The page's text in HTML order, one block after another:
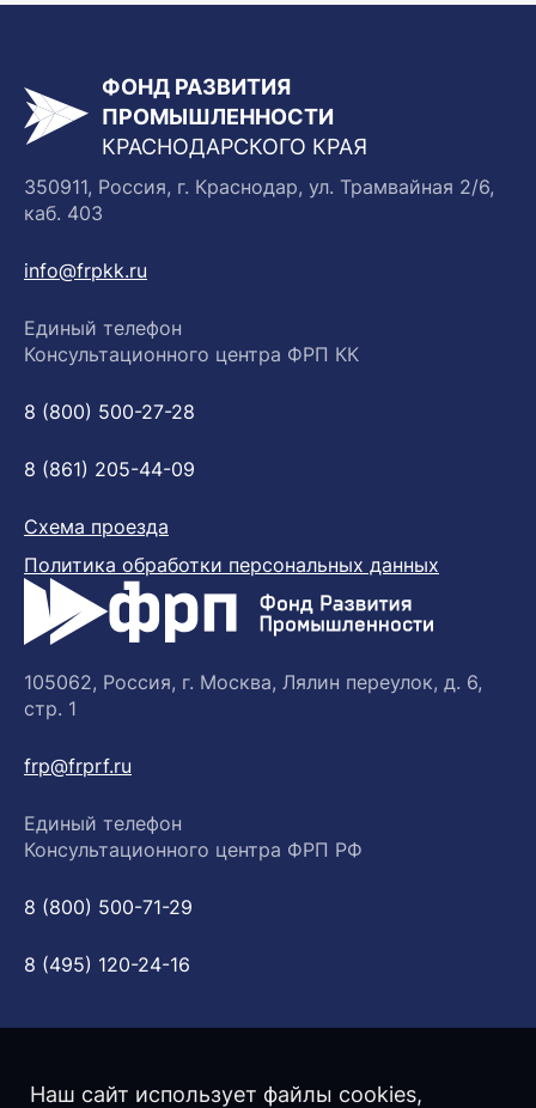
ФОНД РАЗВИТИЯ
ПРОМЫШЛЕННОСТИ
КРАСНОДАРСКОГО КРАЯ
350911, Россия, г. Краснодар, ул. Трамвайная 2/6,
каб. 403
info@frpkk.ru
Единый телефон
Консультационного центра ФРП КК
8 (800) 500-27-28
8 (861) 205-44-09
Схема проезда
Политика обработки персональных данных
105062, Россия, г. Москва, Лялин переулок, д. 6,
стр. 1
frp@frprf.ru
Единый телефон
Консультационного центра ФРП РФ
8 (800) 500-71-29
8 (495) 120-24-16
Наш сайт использует файлы cookies,